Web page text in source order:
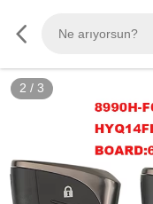
2 / 3